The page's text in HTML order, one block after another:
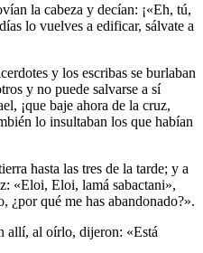
la cabeza y decían: ¡«Eh, tú,
lo vuelves a edificar, sálvate a
y los escribas se burlaban
y no puede salvarse a sí
¡que baje ahora de la cruz,
lo insultaban los que habían
hasta las tres de la tarde; y a
«Eloi, Eloi, lamá sabactani»,
qué me has abandonado?».
allí, al oírlo, dijeron: «Está